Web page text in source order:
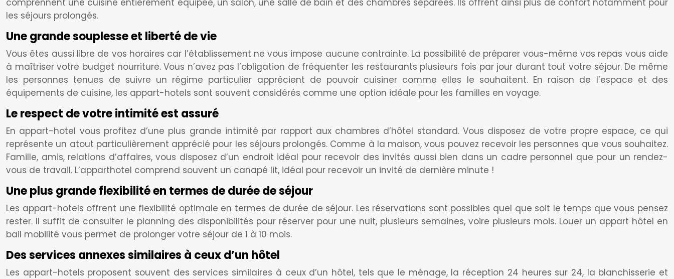
comprennent une cuisine entièrement équipée, un salon, une salle de bain et des chambres séparées. Ils offrent ainsi plus de confort notamment pour
les séjours prolongés.
Une grande souplesse et liberté de vie
Vous êtes aussi libre de vos horaires car l’établissement ne vous impose aucune contrainte. La possibilité de préparer vous-même vos repas vous aide
à maîtriser votre budget nourriture. Vous n’avez pas l’obligation de fréquenter les restaurants plusieurs fois par jour durant tout votre séjour. De même
les personnes tenues de suivre un régime particulier apprécient de pouvoir cuisiner comme elles le souhaitent. En raison de l’espace et des
équipements de cuisine, les appart-hotels sont souvent considérés comme une option idéale pour les familles en voyage.
Le respect de votre intimité est assuré
En appart-hotel vous profitez d’une plus grande intimité par rapport aux chambres d’hôtel standard. Vous disposez de votre propre espace, ce qui
représente un atout particulièrement apprécié pour les séjours prolongés. Comme à la maison, vous pouvez recevoir les personnes que vous souhaitez.
Famille, amis, relations d’affaires, vous disposez d’un endroit idéal pour recevoir des invités aussi bien dans un cadre personnel que pour un rendez-
vous de travail. L’apparthotel comprend souvent un canapé lit, idéal pour recevoir un invité de dernière minute !
Une plus grande flexibilité en termes de durée de séjour
Les appart-hotels offrent une flexibilité optimale en termes de durée de séjour. Les réservations sont possibles quel que soit le temps que vous pensez
rester. Il suffit de consulter le planning des disponibilités pour réserver pour une nuit, plusieurs semaines, voire plusieurs mois. Louer un appart hôtel en
bail mobilité vous permet de prolonger votre séjour de 1 à 10 mois.
Des services annexes similaires à ceux d’un hôtel
Les appart-hotels proposent souvent des services similaires à ceux d’un hôtel, tels que le ménage, la réception 24 heures sur 24, la blanchisserie et